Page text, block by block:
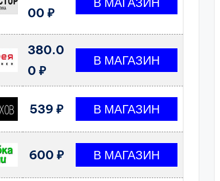
00 ₽
380.0
0 ₽
539 ₽
600 ₽